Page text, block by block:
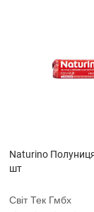
Naturino
шт
Світ Тек Гмбх